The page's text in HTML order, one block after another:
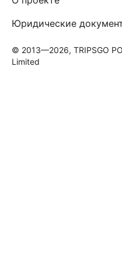
Юридические
© 2013—2026, TRIPSGO
Limited